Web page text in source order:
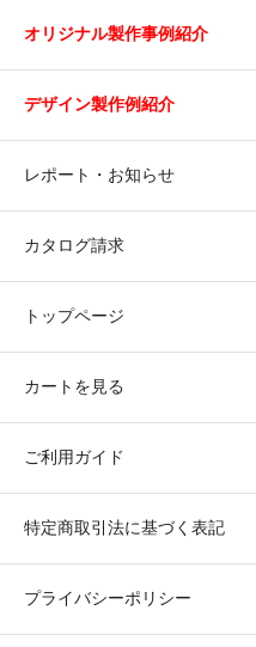
オリジナル製作事例紹介
デザイン製作例紹介
レポート・お知らせ
カタログ請求
トップページ
カートを見る
ご利用ガイド
特定商取引法に基づく表記
プライバシーポリシー